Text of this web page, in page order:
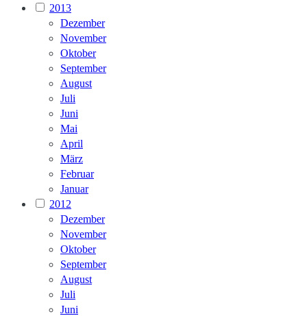
2013
Dezember
November
Oktober
September
August
Juli
Juni
Mai
April
März
Februar
Januar
2012
Dezember
November
Oktober
September
August
Juli
Juni